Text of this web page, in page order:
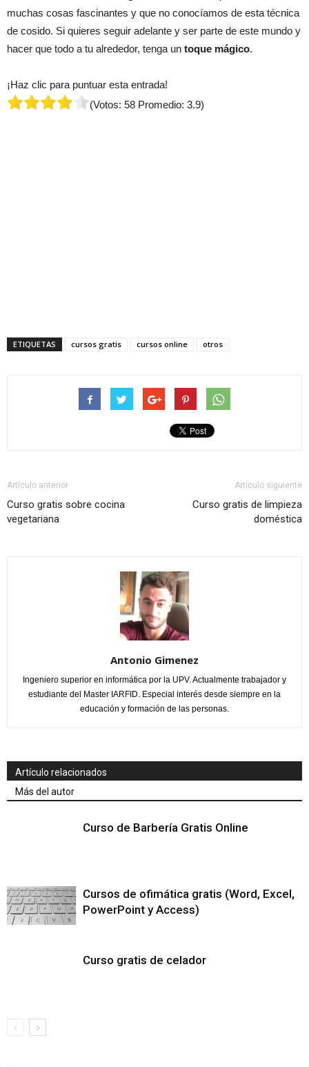
muchas cosas fascinantes y que no conocíamos de esta técnica
de cosido. Si quieres seguir adelante y ser parte de este mundo y
hacer que todo a tu alrededor, tenga un toque mágico.
¡Haz clic para puntuar esta entrada!
(Votos: 58 Promedio: 3.9)
ETIQUETAS cursos gratis cursos online otros
Artículo anterior
Curso gratis sobre cocina
vegetariana
Artículo siguiente
Curso gratis de limpieza
doméstica
Antonio Gimenez
Ingeniero superior en informática por la UPV. Actualmente trabajador y
estudiante del Master IARFID. Especial interés desde siempre en la
educación y formación de las personas.
Artículo relacionados
Más del autor
Curso de Barbería Gratis Online
Cursos de ofimática gratis (Word, Excel,
PowerPoint y Access)
Curso gratis de celador